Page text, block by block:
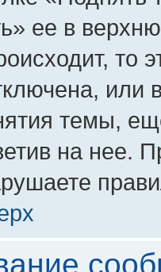
ее в
то
или
темы,
на нее.